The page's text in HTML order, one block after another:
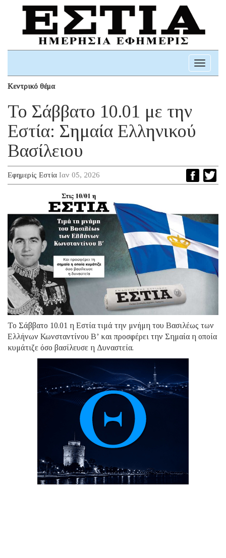
Toggle
Κεντρικό θέμα
Το Σάββατο 10.01 με την
Εστία: Σημαία Ελληνικού
Βασίλειου
Εφημερίς Εστία Ιαν 05, 2026
Το Σάββατο 10.01 η Εστία τιμά την μνήμη του Βασιλέως των
Ελλήνων Κωνσταντίνου Β’ και προσφέρει την Σημαία η οποία
κυμάτιζε όσο βασίλευσε η Δυναστεία.